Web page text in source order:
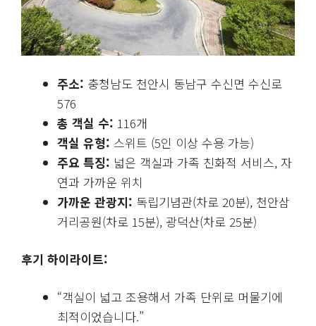
주소: 충청남도 천안시 동남구 수신면 수신로
576
총 객실 수: 116개
객실 유형: 스위트 (5인 이상 수용 가능)
주요 특징: 넓은 객실과 가족 친화적 서비스, 자
연과 가까운 위치
가까운 관광지: 독립기념관(차로 20분), 천안삼
거리공원(차로 15분), 광덕산(차로 25분)
후기 하이라이트:
“객실이 넓고 조용해서 가족 단위로 머물기에
최적이었습니다.”